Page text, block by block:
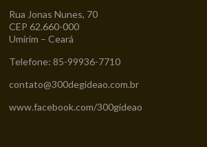
Rua Jonas Nunes, 70
CEP 62.660-000
Umirim – Ceará
Telefone: 85-99936-7710
contato@300degideao.com.br
www.facebook.com/300gideao